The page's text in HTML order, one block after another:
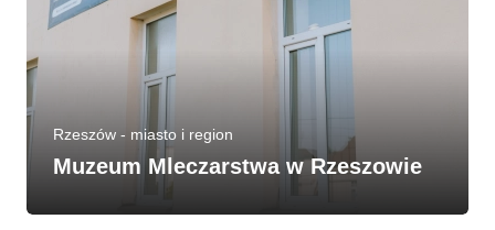
Rzeszów - miasto i region
Muzeum Mleczarstwa w Rzeszowie